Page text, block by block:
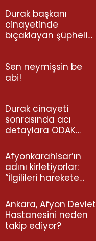
neler dedi?
Durak başkanı
cinayetinde
bıçaklayan şüpheli
Sen neymişsin be
abi!
Durak cinayeti
sonrasında acı
detaylara ODAK
Afyonkarahisar’ın
adını kirletiyorlar:
“İlgilileri harekete
ediyoruz”
Ankara, Afyon Devlet
Hastanesini neden
takip ediyor?